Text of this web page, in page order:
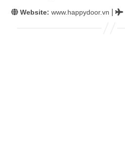
Website: www.happydoor.vn